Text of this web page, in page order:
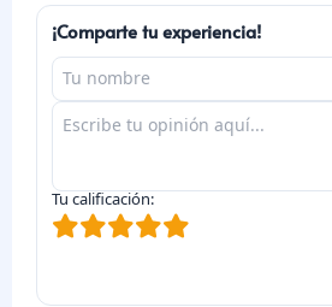
¡Comparte tu experiencia!
Tu calificación: